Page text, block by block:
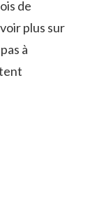
de
plus sur
à